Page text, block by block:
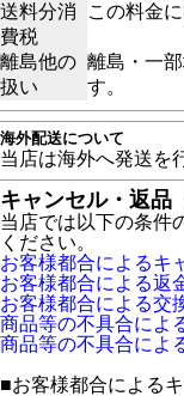
送料分消
費税
この料金
離島他の
扱い
離島・一
す。
海外配送について
当店は海外へ発送を
キャンセル・返品
当店では以下の条件
ください。
お客様都合によるキ
お客様都合による返
お客様都合による交
商品等の不具合によ
商品等の不具合によ
■お客様都合による